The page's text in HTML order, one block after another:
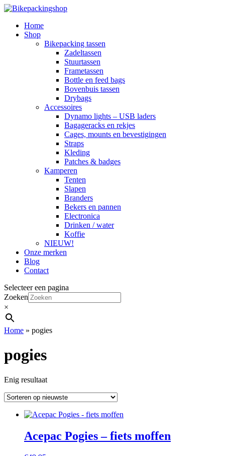
Home
Shop
Bikepacking tassen
Zadeltassen
Stuurtassen
Frametassen
Bottle en feed bags
Bovenbuis tassen
Drybags
Accessoires
Dynamo lights – USB laders
Bagageracks en rekjes
Cages, mounts en bevestigingen
Straps
Kleding
Patches & badges
Kamperen
Tenten
Slapen
Branders
Bekers en pannen
Electronica
Drinken / water
Koffie
NIEUW!
Onze merken
Blog
Contact
Selecteer een pagina
Zoeken
×
Home » pogies
pogies
Enig resultaat
Acepac Pogies – fiets moffen